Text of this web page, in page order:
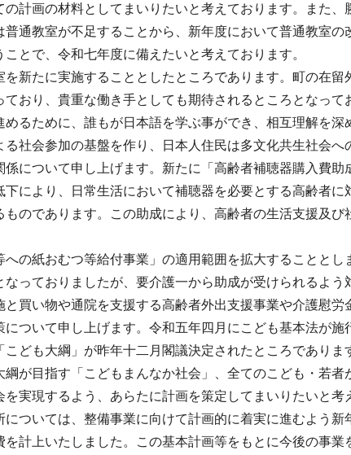
の計画の材料としてまいりたいと考えております。また
普通教室が不足することから、新年度において普通教室
とで、令和七年度に備えたいと考えております。
新たに実施することとしたところであります。町の在留
ており、貴重な働き手としても期待されるところとなっ
めるために、誰もが日本語を学ぶ事ができ、相互理解を
社会参加の基盤を作り、日本人住民は多文化共生社会へ
について申し上げます。新たに「高齢者補聴器購入費助
下により、日常生活において補聴器を必要とする高齢者
ものであります。この助成により、高齢者の生活支援及
の紙おむつ等給付事業」の適用範囲を拡大することとし
なっておりましたが、要介護一から助成が受けられるよ
買い物や通院を支援する高齢者外出支援事業や介護慰労
ついて申し上げます。令和五年四月にこども基本法が施
こども大綱」が昨年十二月閣議決定されたところでありま
綱が目指す「こどもまんなか社会」、全てのこども・若
を実現するよう、あらたに計画を策定してまいりたいと考
ついては、整備事業に向けて計画的に着実に進むよう新
を計上いたしました。この基本計画等をもとに今後の事業